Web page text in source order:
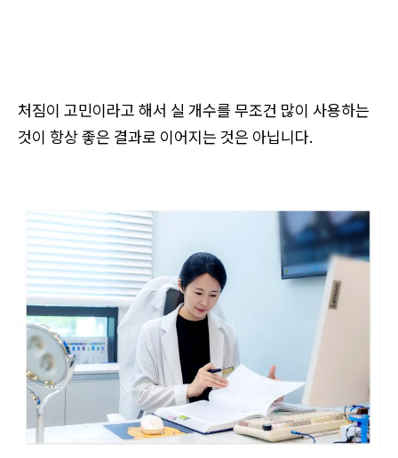
처짐이 고민이라고 해서 실 개수를 무조건 많이 사용하는
것이 항상 좋은 결과로 이어지는 것은 아닙니다.